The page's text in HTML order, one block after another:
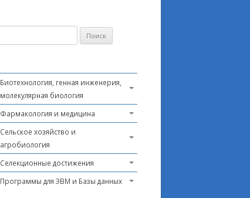
Биотехнология, генная инженерия,
молекулярная биология
Фармакология и медицина
Сельское хозяйство и
агробиология
Селекционные достижения
Программы для ЭВМ и Базы данных